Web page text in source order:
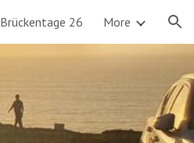
Brückentage 26 More